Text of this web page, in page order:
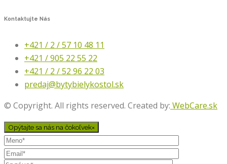
Kontaktujte Nás
+421 / 2 / 57 10 48 11
+421 / 905 22 55 22
+421 / 2 / 52 96 22 03
predaj@bytybielykostol.sk
© Copyright. All rights reserved. Created by: WebCare.sk
Opýtajte sa nás na čokoľvek×